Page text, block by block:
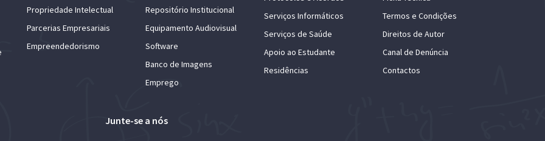
Propriedade Intelectual
Parcerias Empresariais
Empreendedorismo
Repositório Institucional
Equipamento Audiovisual
Software
Banco de Imagens
Emprego
Serviços Informáticos
Serviços de Saúde
Apoio ao Estudante
Residências
Termos e Condições
Direitos de Autor
Canal de Denúncia
Contactos
Junte-se a nós